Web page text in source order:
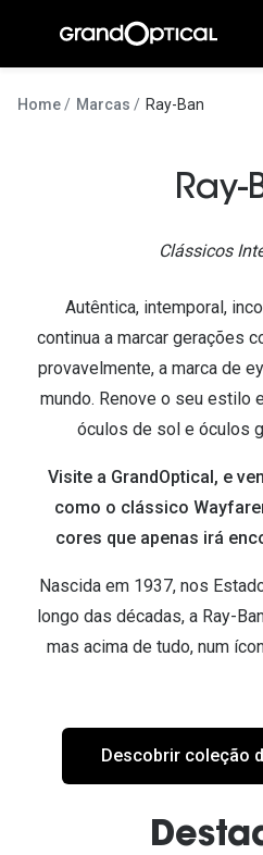
conteúdo
Home Marcas Ray-Ban
Ray-
Clássicos
Autêntica, intemporal,
continua a marcar gerações
provavelmente, a marca de
mundo. Renove o seu estilo
óculos de sol e óculos
Visite a GrandOptical, e
como o clássico
cores que apenas irá
Nascida em 1937, nos
longo das décadas, a Ray-
mas acima de tudo, num
Descobrir coleção